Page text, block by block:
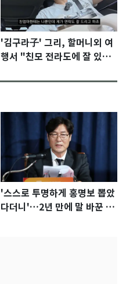
'김구라子' 그리, 할머니외 여
행서 "친모 전라도에 잘 있
'스스로 투명하게 홍명보 뽑았
다더니'…2년 만에 말 바꾼 이